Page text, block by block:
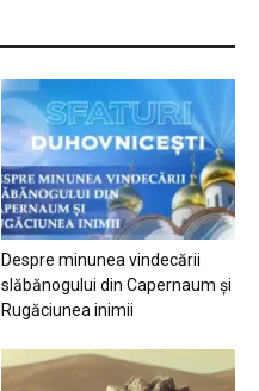
Despre minunea vindecării
slăbănogului din Capernaum și
Rugăciunea inimii